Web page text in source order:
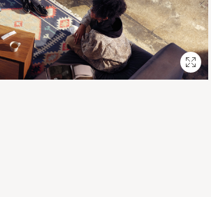
Plein
écran